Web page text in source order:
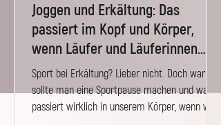
Joggen und Erkältung: Das
passiert im Kopf und Körper,
wenn Läufer und Läuferinnen
erkältet sind
Sport bei Erkältung? Lieber nicht. Doch warum
sollte man eine Sportpause machen und was
passiert wirklich in unserem Körper, wenn wir...